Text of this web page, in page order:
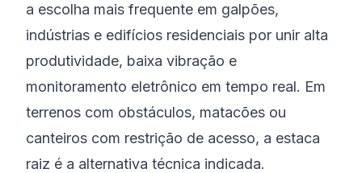
a escolha mais frequente em galpões,
indústrias e edifícios residenciais por unir alta
produtividade, baixa vibração e
monitoramento eletrônico em tempo real. Em
terrenos com obstáculos, matacões ou
canteiros com restrição de acesso, a estaca
raiz é a alternativa técnica indicada.